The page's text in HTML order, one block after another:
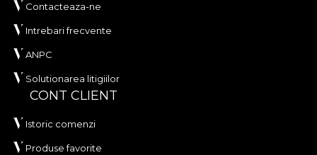
Contacteaza-ne
Intrebari frecvente
ANPC
Solutionarea litigiilor
CONT CLIENT
Istoric comenzi
Produse favorite